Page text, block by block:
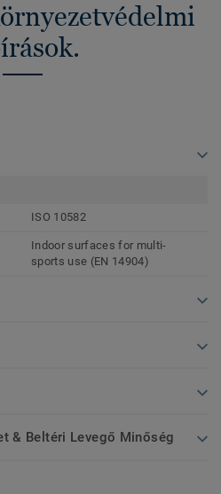
ISO 10582
Indoor surfaces for multi-
sports use (EN 14904)
& Beltéri Levegő Minőség